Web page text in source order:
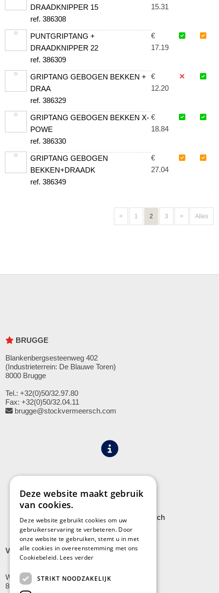
DRAADKNIPPER 15
ref. 386308
15.31
PUNTGRIPTANG +
DRAADKNIPPER 22
ref. 386309
€
17.19
GRIPTANG GEBOGEN BEKKEN +
DRAA
ref. 386329
€
12.20
GRIPTANG GEBOGEN BEKKEN X-
POWE
ref. 386330
€
18.84
GRIPTANG GEBOGEN
BEKKEN+DRAADK
ref. 386349
€
27.04
< 1 2 3 > Alles
BRUGGE
Blankenbergsesteenweg 402
(Industrieterrein: De Blauwe Toren)
8000 Brugge
Tel.: +32(0)50/32.97.80
Fax: +32(0)50/32.04.11
brugge@stockvermeersch.com
Leveringen aan Stock Vermeersch
VLADSLO
Wijnendalestraat 200
8600 Vladslo - Diksmuide
Deze website maakt gebruik
van cookies.
Deze website gebruikt cookies om uw
gebruikerservaring te verbeteren. Door
onze website te gebruiken, stemt u in met
alle cookies in overeenstemming met ons
Cookiebeleid. Lees verder
STRIKT NOODZAKELIJK